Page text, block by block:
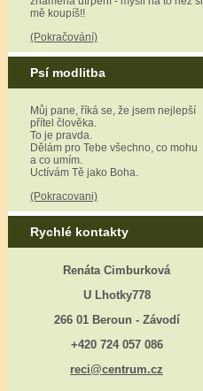
mě koupíš!!
(Pokračování)
Psí modlitba
Můj pane, říká se, že jsem nejlepší
přítel člověka.
To je pravda.
Dělám pro Tebe všechno, co mohu
a co umím.
Uctívám Tě jako Boha.
(Pokracovani)
Rychlé kontakty
Renáta Cimburková
U Lhotky778
266 01 Beroun - Závodí
+420 724 057 086
reci@centrum.cz